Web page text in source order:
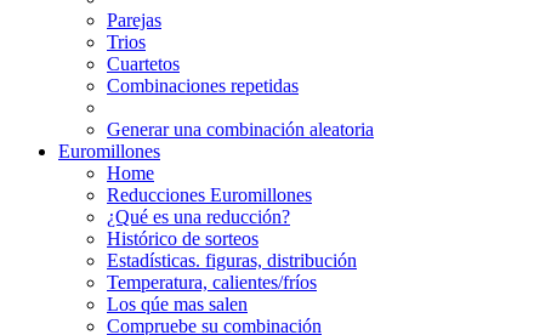
Parejas
Trios
Cuartetos
Combinaciones repetidas
Generar una combinación aleatoria
Euromillones
Home
Reducciones Euromillones
¿Qué es una reducción?
Histórico de sorteos
Estadísticas. figuras, distribución
Temperatura, calientes/fríos
Los qúe mas salen
Compruebe su combinación